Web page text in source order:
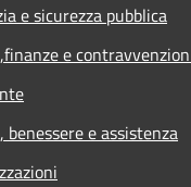
e sicurezza pubblica
e
benessere e assistenza